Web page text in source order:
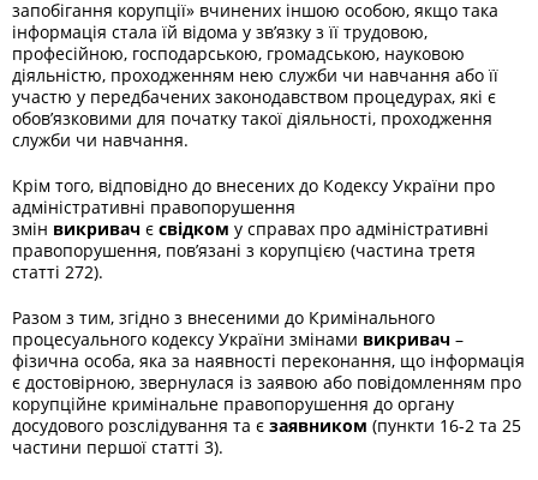
запобігання корупції» вчинених іншою особою, якщо така
інформація стала їй відома у зв’язку з її трудовою,
професійною, господарською, громадською, науковою
діяльністю, проходженням нею служби чи навчання або її
участю у передбачених законодавством процедурах, які є
обов’язковими для початку такої діяльності, проходження
служби чи навчання.
Крім того, відповідно до внесених до Кодексу України про
адміністративні правопорушення
змін викривач є свідком у справах про адміністративні
правопорушення, пов’язані з корупцією (частина третя
статті 272).
Разом з тим, згідно з внесеними до Кримінального
процесуального кодексу України змінами викривач –
фізична особа, яка за наявності переконання, що інформація
є достовірною, звернулася із заявою або повідомленням про
корупційне кримінальне правопорушення до органу
досудового розслідування та є заявником (пункти 16-2 та 25
частини першої статті 3).